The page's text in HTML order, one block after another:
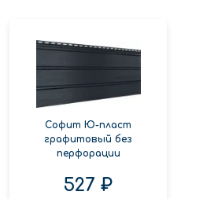
Софит Ю-пласт
графитовый без
перфорации
527 ₽